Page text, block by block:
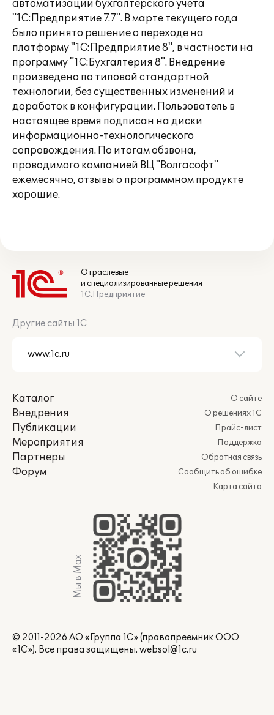
автоматизации бухгалтерского учета
"1С:Предприятие 7.7". В марте текущего года
было принято решение о переходе на
платформу "1С:Предприятие 8", в частности на
программу "1С:Бухгалтерия 8". Внедрение
произведено по типовой стандартной
технологии, без существенных изменений и
доработок в конфигурации. Пользователь в
настоящее время подписан на диски
информационно-технологического
сопровождения. По итогам обзвона,
проводимого компанией ВЦ "Волгасофт"
ежемесячно, отзывы о программном продукте
хорошие.
Отраслевые
и специализированные решения
1С:Предприятие
Другие сайты 1С
Каталог
Внедрения
Публикации
Мероприятия
Партнеры
Форум
О сайте
О решениях 1С
Прайс-лист
Поддержка
Обратная связь
Сообщить об ошибке
Карта сайта
Мы в Max
© 2011-2026 АО «Группа 1С» (правопреемник ООО
«1С»). Все права защищены. websol@1c.ru